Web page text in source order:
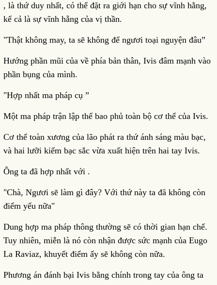
, là thứ duy nhất, có thể đặt ra giới hạn cho sự vĩnh hằng,
kể cả là sự vĩnh hẵng của vị thần.
"Thật không may, ta sẽ không để ngươi toại nguyện đâu”
Hướng phần mũi của về phía bản thân, Ivis đâm mạnh vào
phần bụng của mình.
"Hợp nhất ma pháp cụ ”
Một ma pháp trận lập thể bao phủ toàn bộ cơ thể của Ivis.
Cơ thể toàn xương của lão phát ra thứ ánh sáng màu bạc,
và hai lưỡi kiếm bạc sắc vừa xuất hiện trên hai tay Ivis.
Ông ta đã hợp nhất với .
"Chà, Ngươi sẽ làm gì đây? Với thứ này ta đã không còn
điểm yếu nữa"
Dung hợp ma pháp thông thường sẽ có thời gian hạn chế.
Tuy nhiên, miễn là nó còn nhận được sức mạnh của Eugo
La Raviaz, khuyết điểm ấy sẽ không còn nữa.
Phương án đánh bại Ivis bằng chính trong tay của ông ta